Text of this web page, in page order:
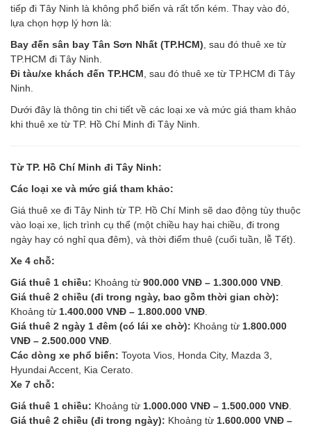
tiếp đi Tây Ninh là không phổ biến và rất tốn kém. Thay vào đó,
lựa chọn hợp lý hơn là:
Bay đến sân bay Tân Sơn Nhất (TP.HCM) , sau đó thuê xe từ
TP.HCM đi Tây Ninh.
Đi tàu/xe khách đến TP.HCM , sau đó thuê xe từ TP.HCM đi Tây
Ninh.
Dưới đây là thông tin chi tiết về các loại xe và mức giá tham khảo
khi thuê xe từ TP. Hồ Chí Minh đi Tây Ninh.
Từ TP. Hồ Chí Minh đi Tây Ninh:
Các loại xe và mức giá tham khảo:
Giá thuê xe đi Tây Ninh từ TP. Hồ Chí Minh sẽ dao động tùy thuộc
vào loại xe, lịch trình cụ thể (một chiều hay hai chiều, đi trong
ngày hay có nghỉ qua đêm), và thời điểm thuê (cuối tuần, lễ Tết).
Xe 4 chỗ:
Giá thuê 1 chiều: Khoảng từ 900.000 VNĐ – 1.300.000 VNĐ
Giá thuê 2 chiều (đi trong ngày, bao gồm thời gian chờ):
Khoảng từ 1.400.000 VNĐ – 1.800.000 VNĐ
Giá thuê 2 ngày 1 đêm (có lái xe chờ): Khoảng từ 1.800.000
VNĐ – 2.500.000 VNĐ
Các dòng xe phổ biến: Toyota Vios, Honda City, Mazda 3,
Hyundai Accent, Kia Cerato.
Xe 7 chỗ:
Giá thuê 1 chiều: Khoảng từ 1.000.000 VNĐ – 1.500.000 VNĐ
Giá thuê 2 chiều (đi trong ngày): Khoảng từ 1.600.000 VNĐ –